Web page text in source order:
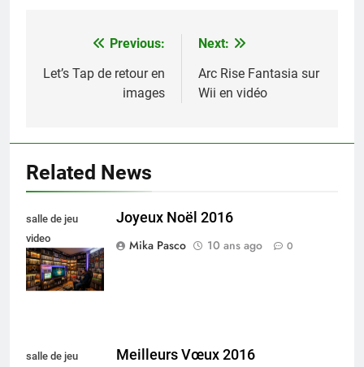
Navigation
de
Previous:
Let’s Tap de retour en
images
Next:
Arc Rise Fantasia sur
Wii en vidéo
Related News
salle de jeu
video
collectionneur
Joyeux Noël 2016
Mika Pasco
10 ans ago 0
salle de jeu
Meilleurs Vœux 2016